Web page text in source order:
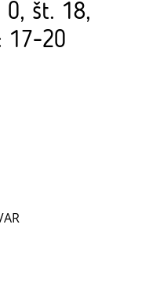
0, št. 18,
17-20